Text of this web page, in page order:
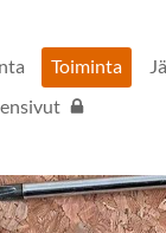
Toiminta